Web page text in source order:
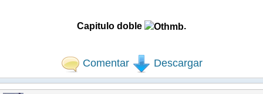
Capitulo doble .
Comentar Descargar